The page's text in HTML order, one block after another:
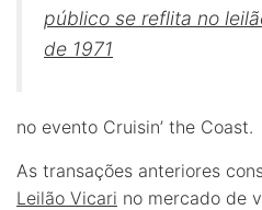
público se reflita no
de 1971
no evento Cruisin’ the Coast.
As transações anteriores
Leilão Vicari no mercado de